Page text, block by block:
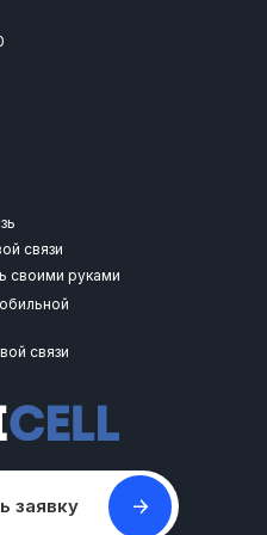
заявку
связи
своими руками
связи